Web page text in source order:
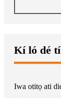
Kí ló dé
Iwa otitọ ati